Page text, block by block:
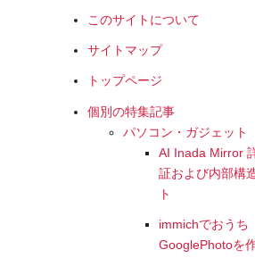
このサイトについて
サイトマップ
トップページ
個別の特集記事
パソコン・ガジェット
AI Inada Mirror
証および内部構
ト
immichでおうち
GooglePhotoを